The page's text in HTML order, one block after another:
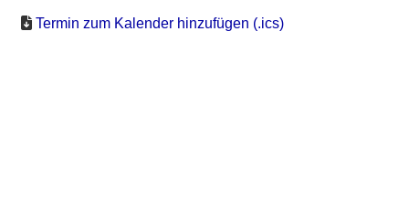
Termin zum Kalender hinzufügen (.ics)